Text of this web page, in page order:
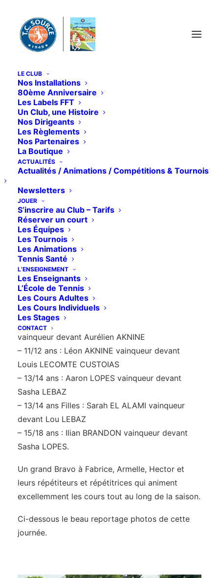
LE CLUB
Nos Installations
80ème Anniversaire
Les Labels FFT
Un Club, une Histoire
Nos Dirigeants
Les Règlements
Nos Partenaires
La Boutique
ACTUALITÉS
Actualités / Animations / Compétitions & Tournois
Newsletters
JOUER
S’inscrire au Club – Tarifs
Réserver un court
Les Équipes
Les Tournois
Les Animations
Tennis Santé
L’ENSEIGNEMENT
Les Enseignants
L’École de Tennis
Les Cours Adultes
Les Cours Individuels
Les Stages
CONTACT
LA FÊTE DE L'ÉCOLE
DE TENNIS 2025
Samedi 7 juin a eu lieu la traditionnelle Fête de
Fabrice et de nombreux membres de notre
Comité, un très grand nombre de nos jeunes
accompagnés de leurs parents.
Animations parents – enfants, tests, finales de
nos tournois, remise des diplômes, des coupes et
des médailles étaient au programme le tout dans
la bonne humeur.
Tous les résultats de nos tournois internes :
– Moins de 10 ans : Viktor SEVRIN MARICIC
vainqueur devant Aurélien AKNINE
– 11/12 ans : Léon AKNINE vainqueur devant
Louis LECOMTE CUSTOIAS
– 13/14 ans : Aaron LOPES vainqueur devant
Sasha LEBAZ
– 13/14 ans Filles : Sarah EL ALAMI vainqueur
devant Lou LEBAZ
– 15/18 ans : Ilian BRANDON vainqueur devant
Sasha LOPES.
Un grand Bravo à Fabrice, Armelle, Hector et
leurs répétiteurs et répétitrices qui animent
excellemment les cours tout au long de la saison.
Ci-dessous le beau reportage photos de cette
journée.